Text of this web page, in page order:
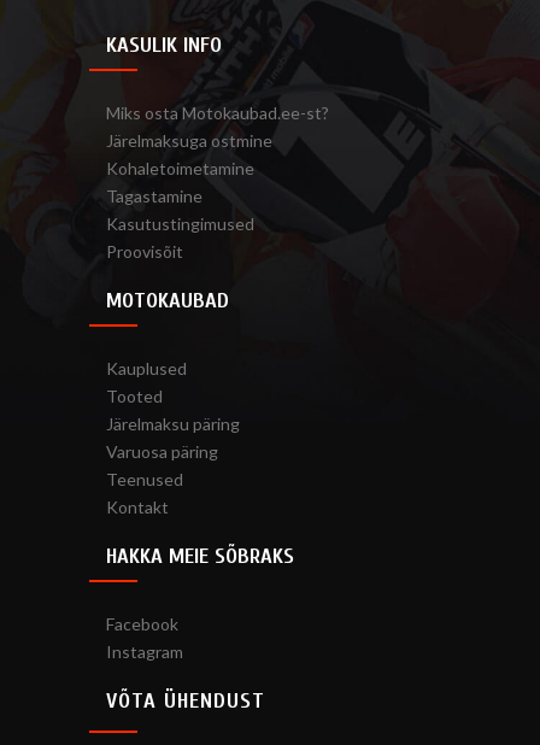
KASULIK INFO
Miks osta Motokaubad.ee-st?
Järelmaksuga ostmine
Kohaletoimetamine
Tagastamine
Kasutustingimused
Proovisõit
MOTOKAUBAD
Kauplused
Tooted
Järelmaksu päring
Varuosa päring
Teenused
Kontakt
HAKKA MEIE SÕBRAKS
Facebook
Instagram
VÕTA ÜHENDUST